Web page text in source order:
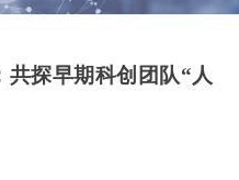
探早期科创团队“人